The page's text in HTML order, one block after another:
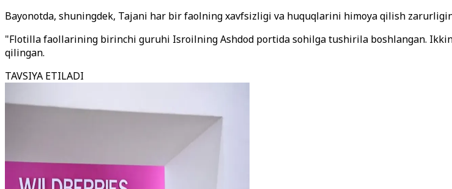
Bayonotda, shuningdek, Tajani har bir faolning xavfsizligi va huquqlarini himoya qilish
"Flotilla faollarining birinchi guruhi Isroilning Ashdod portida sohilga tushirila boshlangan.
qilingan.
TAVSIYA ETILADI